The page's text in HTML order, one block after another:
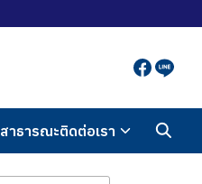
าธารณะติดต่อเรา